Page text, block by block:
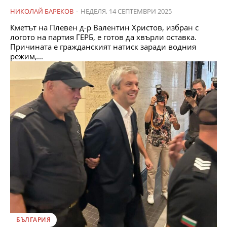
НИКОЛАЙ БАРЕКОВ - НЕДЕЛЯ, 14 СЕПТЕМВРИ 2025
Кметът на Плевен д-р Валентин Христов, избран с
логото на партия ГЕРБ, е готов да хвърли оставка.
Причината е гражданският натиск заради водния
режим,...
БЪЛГАРИЯ